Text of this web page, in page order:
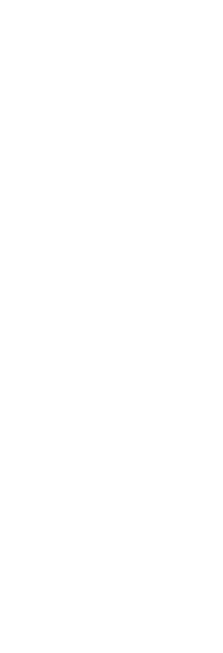
Palsukan Ijazah SMKN